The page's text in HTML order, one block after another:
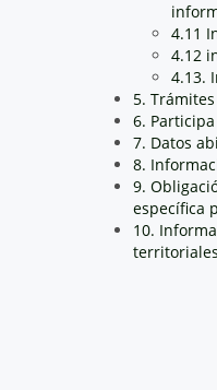
4.11
4.12
4.13.
5. Trámites
6. Participa
7. Datos
8.
9.
específica
10.